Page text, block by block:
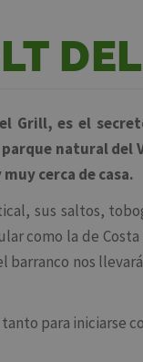
Grill, es el
natural del
cerca de casa.
sus saltos,
como la de Costa
barranco nos
para iniciarse